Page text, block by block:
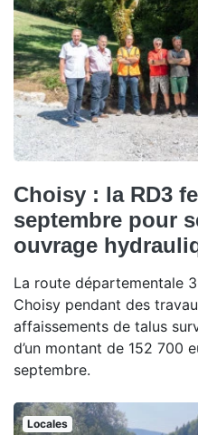
Choisy : la RD3
septembre pour
ouvrage
La route départementale
Choisy pendant des
affaissements de talus
d’un montant de 152 700
septembre.
Locales